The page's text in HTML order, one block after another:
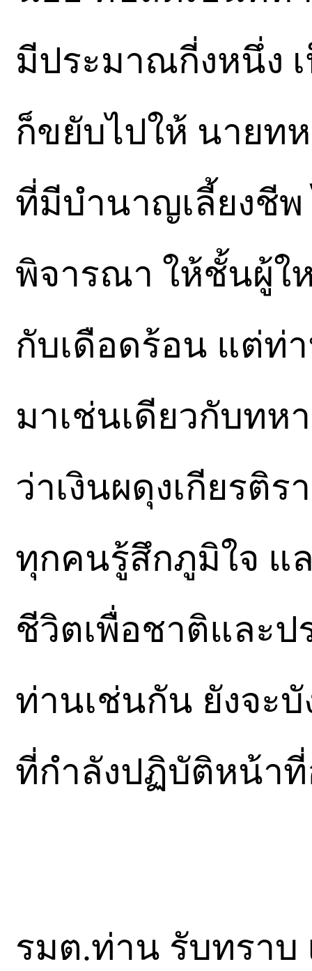
มีประมาณกี่งหนึ่ง
ก็ขยับไปให้ นายท
ที่มีบำนาญเลี้ยงชี
พิจารณา ให้ชั้นผู้ใ
กับเดือดร้อน แต่ท่
มาเช่นเดียวกับทห
ว่าเงินผดุงเกียรติ
ทุกคนรู้สึกภูมิใจ แ
ชีวิตเพื่อชาติและป
ท่านเช่นกัน ยังจะ
ที่กำลังปฏิบัติหน้า
รมต.ท่าน รับทราบ